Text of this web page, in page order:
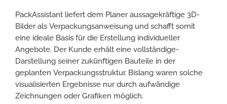
PackAssistant liefert dem Planer aussagekräftige 3D-
Bilder als Verpackungsanweisung und schafft ­somit
eine ideale Basis für die Erstellung individueller
Angebote. Der Kunde erhält eine vollständige­
Darstellung seiner zukünftigen Bauteile in der
geplanten Verpackungsstruktur. Bislang waren solche
visualisierten Ergebnisse nur durch aufwändige
Zeichnungen oder Grafiken möglich.